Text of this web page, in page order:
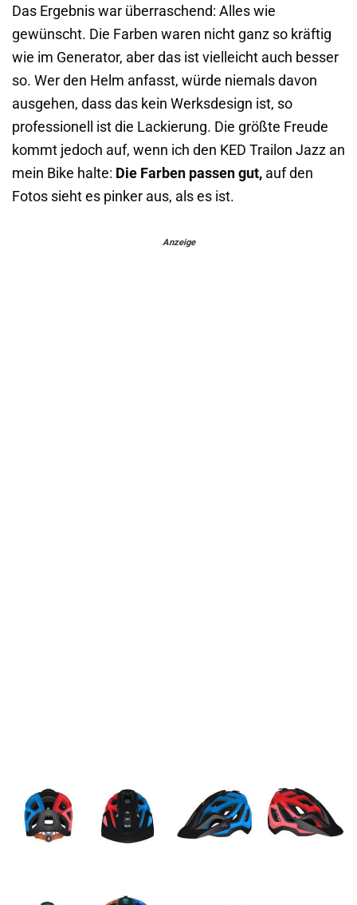
Das Ergebnis war überraschend: Alles wie
gewünscht. Die Farben waren nicht ganz so kräftig
wie im Generator, aber das ist vielleicht auch besser
so. Wer den Helm anfasst, würde niemals davon
ausgehen, dass das kein Werksdesign ist, so
professionell ist die Lackierung. Die größte Freude
kommt jedoch auf, wenn ich den KED Trailon Jazz an
mein Bike halte: Die Farben passen gut, auf den
Fotos sieht es pinker aus, als es ist.
Anzeige